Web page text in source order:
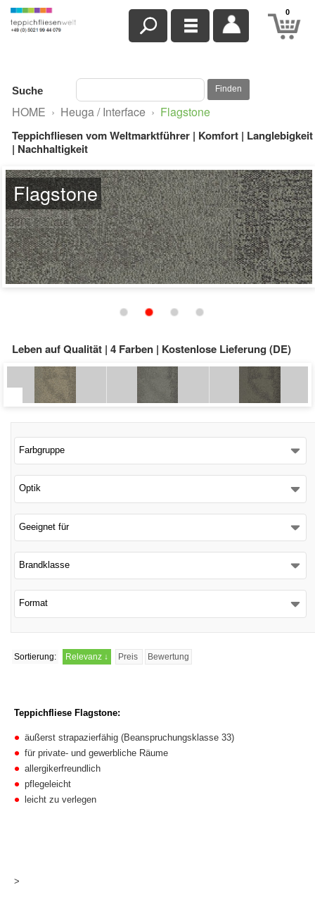
0
Suche Finden
HOME › Heuga / Interface › Flagstone
Teppichfliesen vom Weltmarktführer | Komfort | Langlebigkeit
| Nachhaltigkeit
Flagstone
8338002 Slate
Leben auf Qualität | 4 Farben | Kostenlose Lieferung (DE)
Farbgruppe
Optik
Geeignet für
Brandklasse
Format
Sortierung: Relevanz ↓ Preis Bewertung
Teppichfliese Flagstone:
äußerst strapazierfähig (Beanspruchungsklasse 33)
für private- und gewerbliche Räume
allergikerfreundlich
pflegeleicht
leicht zu verlegen
>